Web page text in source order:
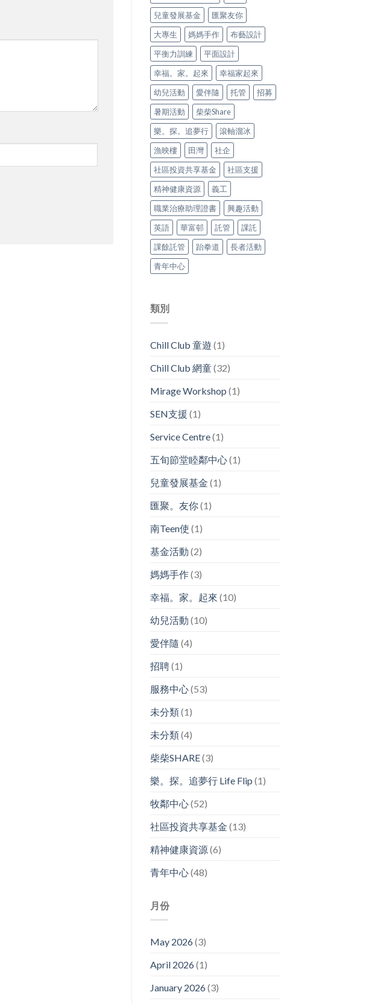
兒童發展基金
匯聚友你
大專生
媽媽手作
布藝設計
平衡力訓練
平面設計
幸福。家。起來
幸福家起來
幼兒活動
愛伴隨 托管
招募
暑期活動
柴柴Share
樂。探。追夢行
滾軸溜冰
漁映樓
田灣
社企
社區投資共享基金
社區支援
精神健康資源
義工
職業治療助理證書
興趣活動
英語
華富邨 託管
課託
課餘託管
跆拳道
長者活動
青年中心
類別
Chill Club 童遊 (1)
Chill Club 網童(32)
Mirage Workshop (1)
SEN支援 (1)
Service Centre(1)
五旬節堂睦鄰中心(1)
兒童發展基金 (1)
匯聚。友你(1)
南Teen使 (1)
基金活動 (2)
媽媽手作(3)
幸福。家。起來 (10)
幼兒活動 (10)
愛伴隨 (4)
招聘(1)
服務中心(53)
未分類(1)
未分類(4)
柴柴SHARE(3)
樂。探。追夢行 Life Flip (1)
牧鄰中心(52)
社區投資共享基金 (13)
精神健康資源(6)
青年中心(48)
月份
May 2026(3)
April 2026(1)
January 2026(3)